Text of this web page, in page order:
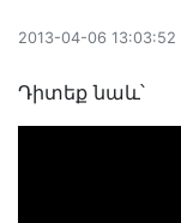
2013-04-06 13:03:52
Դիտեք նաև՝